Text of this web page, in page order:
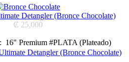
₡ 107,550.
Detangler (Bronce Chocolate)
₡ 25,000
16" Premium #PLATA (Plateado)
Detangler (Bronce Chocolate)